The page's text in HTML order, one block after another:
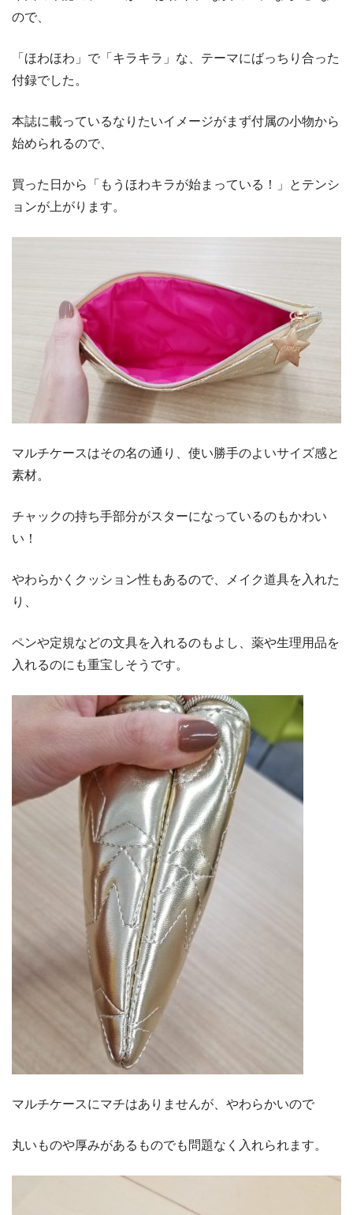
ので、
「ほわほわ」で「キラキラ」な、テーマにばっちり合った
付録でした。
本誌に載っているなりたいイメージがまず付属の小物から
始められるので、
買った日から「もうほわキラが始まっている！」とテンシ
ョンが上がります。
マルチケースはその名の通り、使い勝手のよいサイズ感と
素材。
チャックの持ち手部分がスターになっているのもかわい
い！
やわらかくクッション性もあるので、メイク道具を入れた
り、
ペンや定規などの文具を入れるのもよし、薬や生理用品を
入れるのにも重宝しそうです。
マルチケースにマチはありませんが、やわらかいので
丸いものや厚みがあるものでも問題なく入れられます。